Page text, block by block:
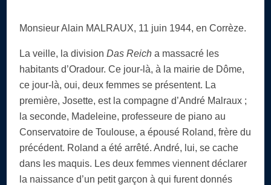
Monsieur Alain MALRAUX, 11 juin 1944, en Corrèze.
La veille, la division Das Reicha massacré les
habitants d’Oradour. Ce jour-là, à la mairie de Dôme,
ce jour-là, oui, deux femmes se présentent. La
première, Josette, est la compagne d’André Malraux ;
la seconde, Madeleine, professeure de piano au
Conservatoire de Toulouse, a épousé Roland, frère du
précédent. Roland a été arrêté. André, lui, se cache
dans les maquis. Les deux femmes viennent déclarer
la naissance d’un petit garçon à qui furent donnés